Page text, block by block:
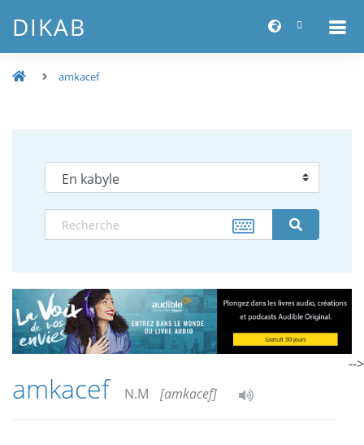
DIKAB
amkacef
amkacef N.M [amkacef]
-->